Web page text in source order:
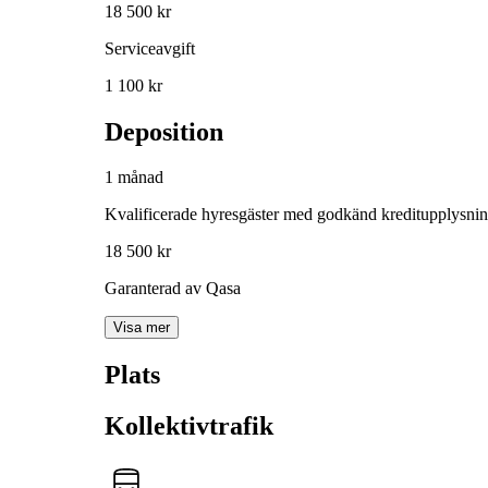
18 500 kr
Serviceavgift
1 100 kr
Deposition
1 månad
Kvalificerade hyresgäster med godkänd
18 500 kr
Garanterad av Qasa
Visa mer
Plats
Kollektivtrafik